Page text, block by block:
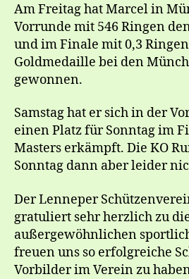
Am Freitag hat Marcel in
Vorrunde mit 546 Ringen
und im Finale mit 0,3
Goldmedaille bei den
gewonnen.
Samstag hat er sich in der
einen Platz für Sonntag im
Masters erkämpft. Die KO
Sonntag dann aber leider
Der Lenneper
gratuliert sehr herzlich zu
außergewöhnlichen
freuen uns so erfolgreiche
Vorbilder im Verein zu